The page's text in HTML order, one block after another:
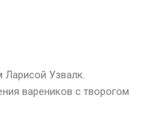
Ларисой Узвалк.
вареников с творогом